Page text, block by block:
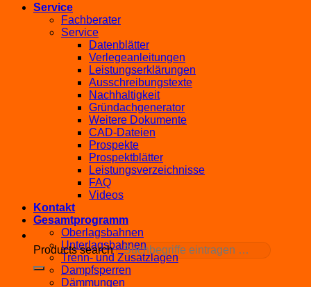
Products search
Service
Fachberater
Service
Datenblätter
Verlegeanleitungen
Leistungserklärungen
Ausschreibungstexte
Nachhaltigkeit
Gründachgenerator
Weitere Dokumente
CAD-Dateien
Prospekte
Prospektblätter
Leistungsverzeichnisse
FAQ
Videos
Kontakt
Gesamtprogramm
Oberlagsbahnen
Unterlagsbahnen
Trenn- und Zusatzlagen
Dampfsperren
Dämmungen